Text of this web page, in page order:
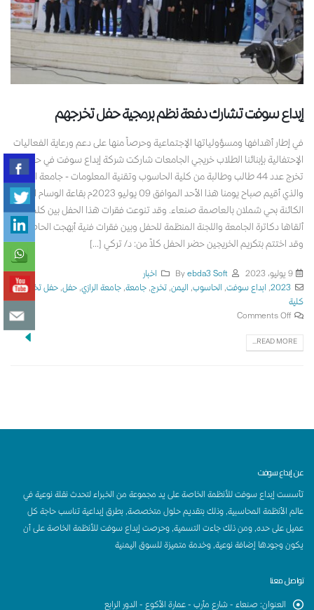
إبداع سوفت تشارك دفعة نظم برمجية حفل تخرجهم
في إطار أهدافها ومسؤولياتها الإجتماعية وحرصاً منها على دعم ورعاية الفعاليات
الإحتفالية بإبنائنا الطلاب خريجي الجامعات شاركت شركة إبداع سوفت في حفل
تخرج عدد 44 طالب وطالبة من كلية الحاسوب وتقنية المعلومات - جامعة الرازي
والذي أقيم صباح يومنا هذا الأحد الموافق 09 يوليو 2023م بقاعة الوسام الملكي
الكائنة بحي شملان بالعاصمة صنعاء. وقد تنوعت فقرات هذا الحفل بين كلمات
ألقاها دكاترة الجامعة واللجنة المنظمة للحفل وبين فقرات فنية أبهجت الحاضرين
وقد اختتم بتكريم الخريجين حضر الحفل كلاً من: د/ تركي [...]
9 يوليو، 2023 By
ebda3 Soft
اخبار
2023
, ابداع سوفت, الحاسوب, اليمن, تخرج, جامعة, جامعة الرازي, حفل, حفل تخرج,
كلية
Comments Off
READ MORE...
عن إبداع سوفت
تأسست إبداع سوفت للأنظمة الخاصة على يد مجموعة من الخبراء لتحدث نقلة نوعية في
عالم الأنظمة المحاسبية, وذلك بتقديم حلول متخصصة, بطرق إبداعية تناسب حاجة كل
عميل على حده, ومن ذلك جاءت التسمية, وحرصت إبداع سوفت للأنظمة الخاصة على أن
يكون وجودها إضافة نوعية, وخدمة متميزة للسوق اليمنية
تواصل معنا
العنوان: صنعاء - شارع مأرب - عمارة الأكوع - الدور الرابع